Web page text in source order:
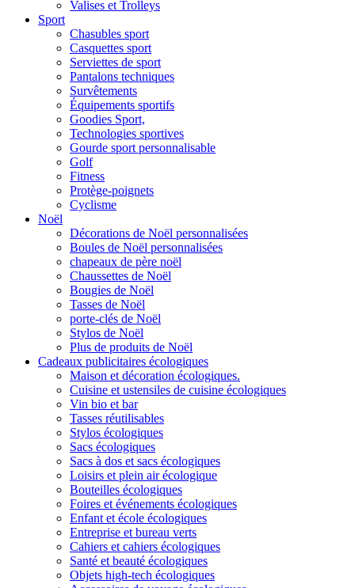
Valises et Trolleys
Sport
Chasubles sport
Casquettes sport
Serviettes de sport
Pantalons techniques
Survêtements
Équipements sportifs
Goodies Sport,
Technologies sportives
Gourde sport personnalisable
Golf
Fitness
Protège-poignets
Cyclisme
Noël
Décorations de Noël personnalisées
Boules de Noël personnalisées
chapeaux de père noël
Chaussettes de Noël
Bougies de Noël
Tasses de Noël
porte-clés de Noël
Stylos de Noël
Plus de produits de Noël
Cadeaux publicitaires écologiques
Maison et décoration écologiques.
Cuisine et ustensiles de cuisine écologiques
Vin bio et bar
Tasses réutilisables
Stylos écologiques
Sacs écologiques
Sacs à dos et sacs écologiques
Loisirs et plein air écologique
Bouteilles écologiques
Foires et événements écologiques
Enfant et école écologiques
Entreprise et bureau verts
Cahiers et cahiers écologiques
Santé et beauté écologiques
Objets high-tech écologiques